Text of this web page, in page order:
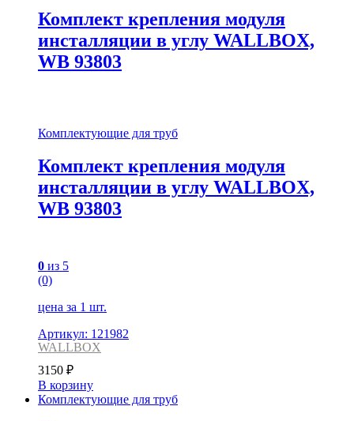
Комплект крепления модуля
инсталляции в углу WALLBOX,
WB 93803
Комплектующие для труб
Комплект крепления модуля
инсталляции в углу WALLBOX,
WB 93803
0 из 5
(0)
цена за 1 шт.
Артикул: 121982
WALLBOX
3150 ₽
В корзину
Комплектующие для труб